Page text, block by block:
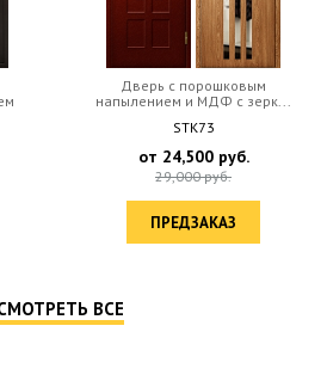
Дверь с порошковым
напылением и МДФ с зерк...
STK73
от 24,500руб.
29,000руб.
ПРЕДЗАКАЗ
ВСЕ